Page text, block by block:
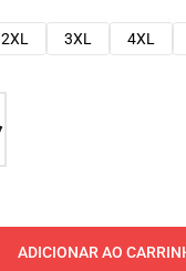
2XL 3XL 4XL
ADICIONAR AO